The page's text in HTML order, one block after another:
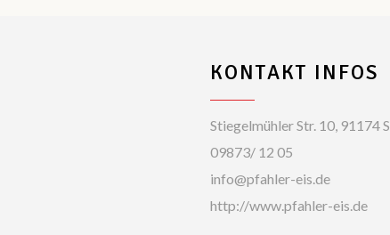
KONTAKT INFOS
Stiegelmühler Str. 10, 91174
09873/ 12 05
info@pfahler-eis.de
http://www.pfahler-eis.de